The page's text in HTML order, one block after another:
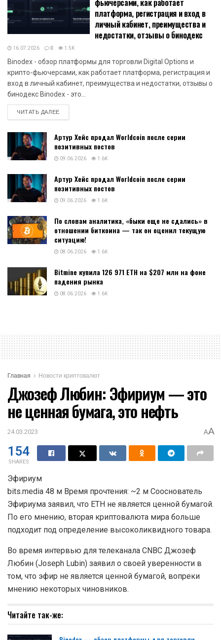
платформа, регистрация и вход в
личный кабинет, преимущества и
недостатки, отзывы о бинодекс
16.07.2026 0 1.5K
Binodex - обзор платформы для торговли Digital Options и
крипто-фьючерсами, как работает платформа, регистрация и
вход в личный кабинет, преимущества и недостатки, отзывы о
бинодекс Binodex - это...
ЧИТАТЬ ДАЛЕЕDETAILS
Артур Хейс продал Worldcoin после серии
позитивных постов
09.06.2026 1.6K
Артур Хейс продал Worldcoin после серии
позитивных постов
09.06.2026 1.6K
По словам аналитика, «быки еще не сдались» в
отношении биткоина — так он оценил текущую
ситуацию!
08.06.2026 1.6K
Bitmine купила 126 971 ETH на $207 млн на фоне
падения рынка
08.06.2026 1.6K
Главная Новости криптовалют
Джозеф Любин: Эфириум — это
не ценная бумага, это нефть
24.03.2023 AA
154
SHARES
Эфириум
bits.media 48 м Время прочтения: ~2 м Сооснователь
Эфириума заявил, что ETH не является ценной бумагой.
По его мнению, вторая криптовалюта мира больше
подходит под определение высоколиквидного товара.
Во время интервью для телеканала CNBC Джозеф
Любин (Joseph Lubin) заявил о своей уверенности в
том, что эфир не является ценной бумагой, вопреки
мнению некоторых чиновников.
Читайте так-же: